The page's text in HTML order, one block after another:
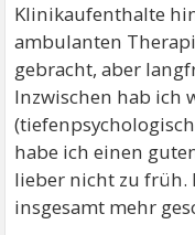
Klinikaufenthalte
ambulanten
gebracht, aber
Inzwischen hab ich
habe ich einen
lieber nicht zu früh.
insgesamt mehr